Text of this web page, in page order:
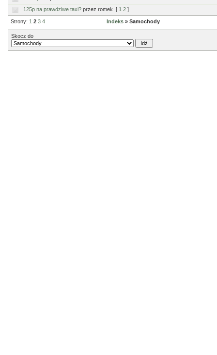
125p na prawdziwe taxi? przez romek [ 1 2 ]
Strony: 1 2 3 4 Indeks » Samochody
Skocz do